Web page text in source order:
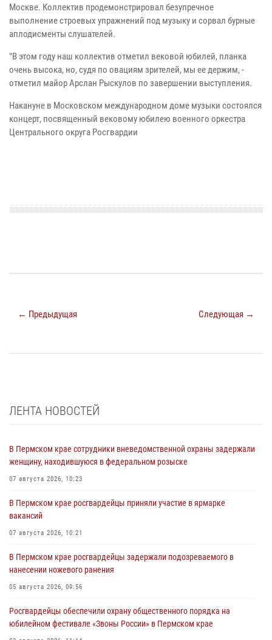
Москве. Коллектив продемонстрировал безупречное
выполнение строевых упражнений под музыку и сорвал бурные
аплодисменты слушателей.
"В этом году наш коллектив отметил вековой юбилей, планка
очень высока, но, судя по овациям зрителей, мы ее держим, -
отметил майор Арслан Рыскулов по завершении выступления.
Накануне в Московском международном доме музыки состоялся
концерт, посвященный вековому юбилею военного оркестра
Центрального округа Росгвардии
← Предыдущая Следующая →
ЛЕНТА НОВОСТЕЙ
В Пермском крае сотрудники вневедомственной охраны задержали
женщину, находившуюся в федеральном розыске
07 августа 2026, 10:23
В Пермском крае росгвардейцы приняли участие в ярмарке
вакансий
07 августа 2026, 10:21
В Пермском крае росгвардейцы задержали подозреваемого в
нанесении ножевого ранения
05 августа 2026, 09:56
Росгвардейцы обеспечили охрану общественного порядка на
юбилейном фестивале «Звоны России» в Пермском крае